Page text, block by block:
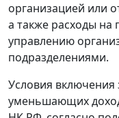
организацией или
а также расходы на
управлению
подразделениями.
Условия включения
уменьшающих